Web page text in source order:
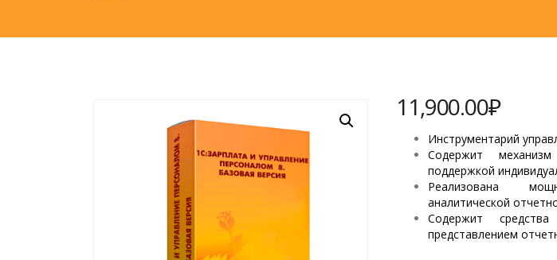
11,900.00₽
Инструментарий
Содержит
поддержкой
Реализована
аналитической
Содержит
представлением